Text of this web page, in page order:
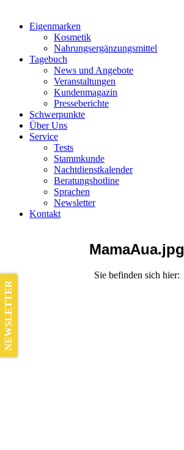
Eigenmarken
Kosmetik
Nahrungsergänzungsmittel
Tagebuch
News und Angebote
Veranstaltungen
Kundenmagazin
Presseberichte
Schwerpunkte
Über Uns
Service
Tests
Stammkunde
Nachtdienstkalender
Beratungshotline
Sprachen
Newsletter
Kontakt
MamaAua.jpg
Sie befinden sich hier:
NEWSLETTER